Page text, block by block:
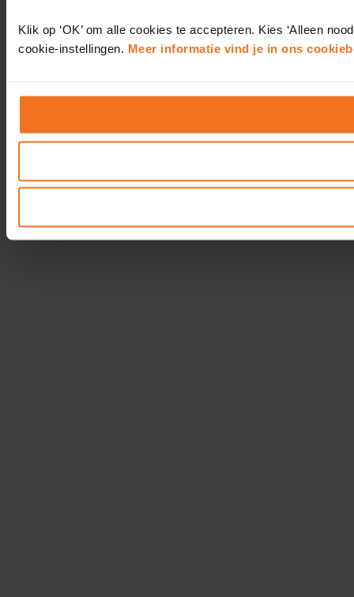
Klik op ‘OK’ om alle cookies te accepteren. Kies ‘Alleen
cookie-instellingen. Meer informatie vind je in ons